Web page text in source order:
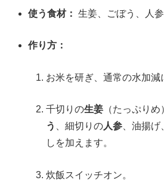
使う食材： 生姜、ごぼう、人
作り方：
お米を研ぎ、通常の水加減
千切りの生姜（たっぷりめ
う
、細切りの人参、油揚げ
しを加えます。
炊飯スイッチオン。